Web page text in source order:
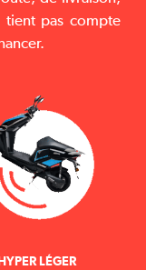
tient pas compte
LÉGER